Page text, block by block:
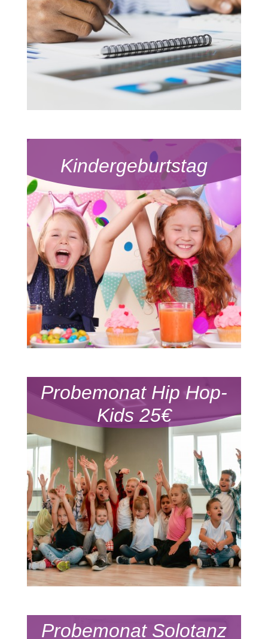
Kindergeburtstag
Probemonat Hip Hop-
Kids 25€
Probemonat Solotanz